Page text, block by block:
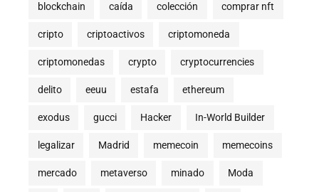
blockchain caída colección comprar nft
cripto criptoactivos criptomoneda
criptomonedas crypto cryptocurrencies
delito eeuu estafa ethereum
exodus gucci Hacker In-World Builder
legalizar Madrid memecoin memecoins
mercado metaverso minado Moda